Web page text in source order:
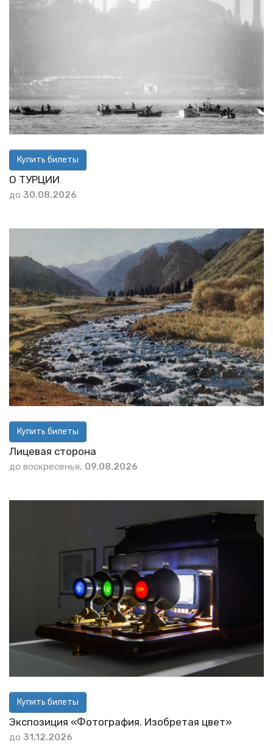
Купить билеты
О ТУРЦИИ
до 30.08.2026
Купить билеты
Лицевая сторона
до воскресенья, 09.08.2026
Купить билеты
Экспозиция «Фотография. Изобретая цвет»
до 31.12.2026